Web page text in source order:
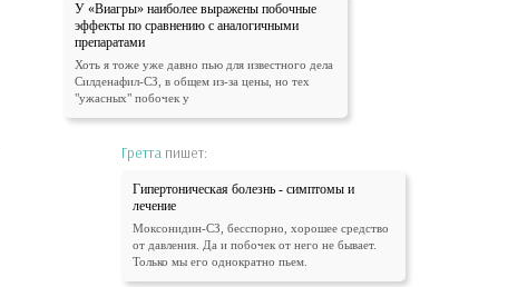
У «Виагры» наиболее выражены побочные
эффекты по сравнению с аналогичными
препаратами
Хоть я тоже уже давно пью для известного дела
Силденафил-СЗ, в общем из-за цены, но тех
"ужасных" побочек у
Гретта пишет:
Гипертоническая болезнь - симптомы и
лечение
Моксонидин-СЗ, бесспорно, хорошее средство
от давления. Да и побочек от него не бывает.
Только мы его однократно пьем.